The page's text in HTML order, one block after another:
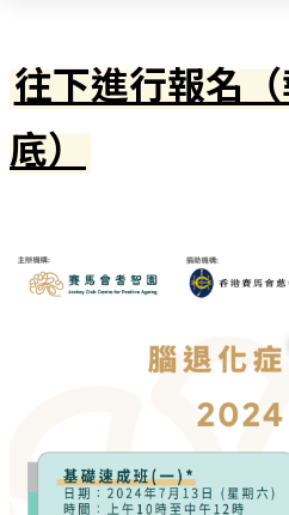
往下進行報名
底）